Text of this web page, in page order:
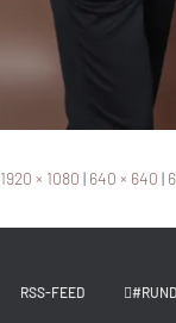
1920 × 1080 | 640 × 640 |
RSS-FEED